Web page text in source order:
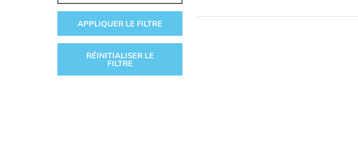
APPLIQUER LE FILTRE
RÉINITIALISER LE
FILTRE